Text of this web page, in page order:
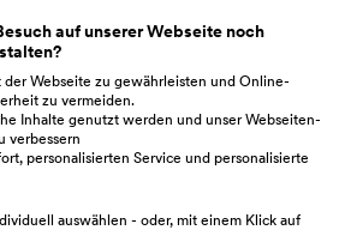
auf unserer Webseite noch
Webseite zu gewährleisten und Online-
zu vermeiden.
Inhalte genutzt werden und unser Webseiten-
verbessern
personalisierten Service und personalisierte
auswählen - oder, mit einem Klick auf